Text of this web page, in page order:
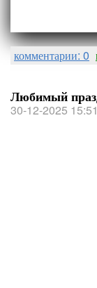
комментарии: 0
Любимый
30-12-2025 15:51